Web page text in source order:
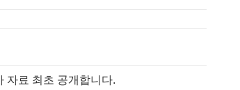
자료 최초 공개합니다.